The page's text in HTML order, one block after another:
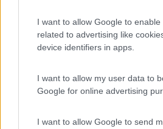
I want to allow Google to enable
related to advertising like
device identifiers in apps.
I want to allow my user data to
Google for online advertising
I want to allow Google to send
pressare lo sporco.
marcoalderotti
9507
Inserito il 23/09/2024 alle: 05:14:53